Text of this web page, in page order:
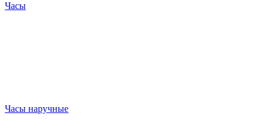
Часы
Часы наручные